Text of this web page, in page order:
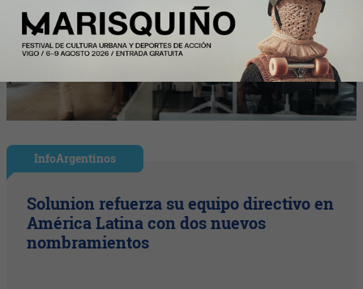
InfoArgentinos
Solunion refuerza su equipo directivo en
América Latina con dos nuevos
nombramientos